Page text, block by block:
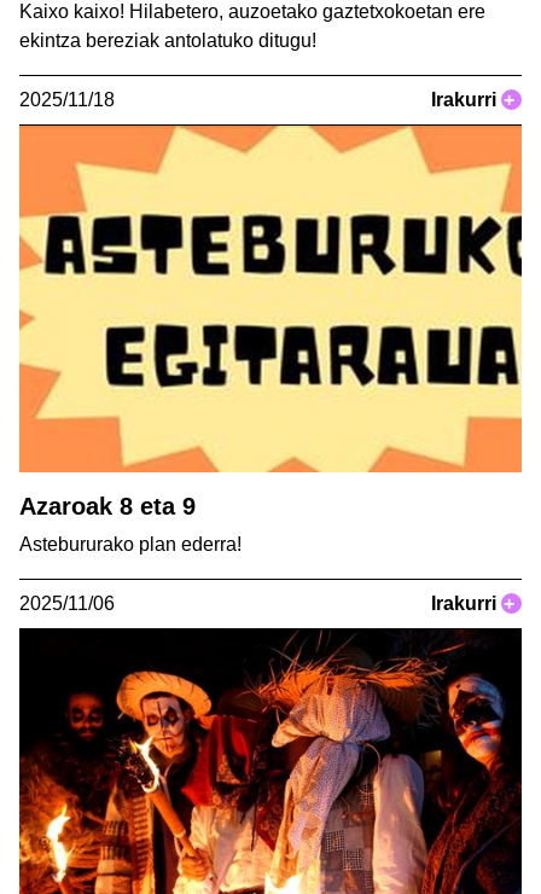
Kaixo kaixo! Hilabetero, auzoetako gaztetxokoetan ere
ekintza bereziak antolatuko ditugu!
2025/11/18 Irakurri +
Azaroak 8 eta 9
Astebururako plan ederra!
2025/11/06 Irakurri +